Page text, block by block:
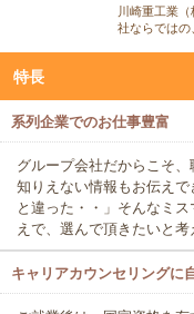
川崎重工業
社ならではの
特長
系列企業でのお仕事豊富
グループ会社だからこそ
知りえない情報もお伝え
と違った・・」そんなミ
えで、選んで頂きたいと考
キャリアカウンセリングに